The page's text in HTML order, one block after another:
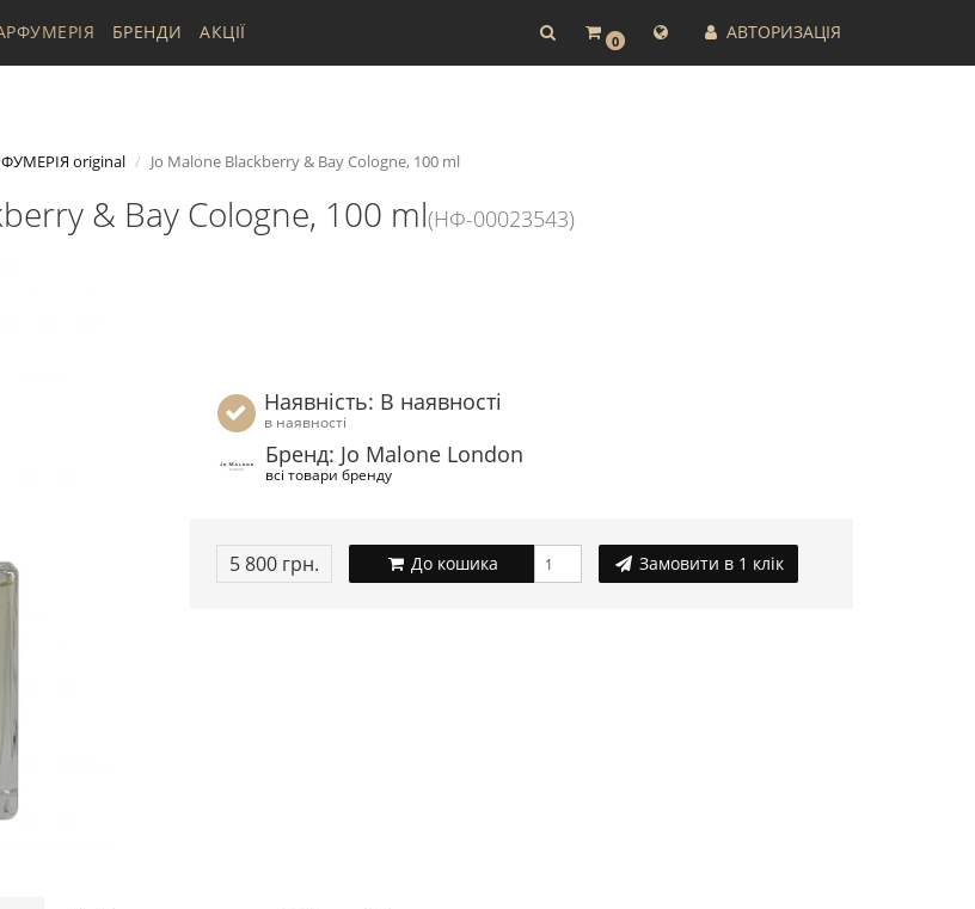
0 АВТОРИЗАЦІЯ
БРЕНДИ АКЦІЇ
original Jo Malone Blackberry & Bay Cologne, 100 ml
& Bay Cologne, 100 ml(НФ-00023543)
Наявність: В наявності
в наявності
Бренд: Jo Malone London
всі товари бренду
5 800 грн. До кошика Замовити в 1 клік